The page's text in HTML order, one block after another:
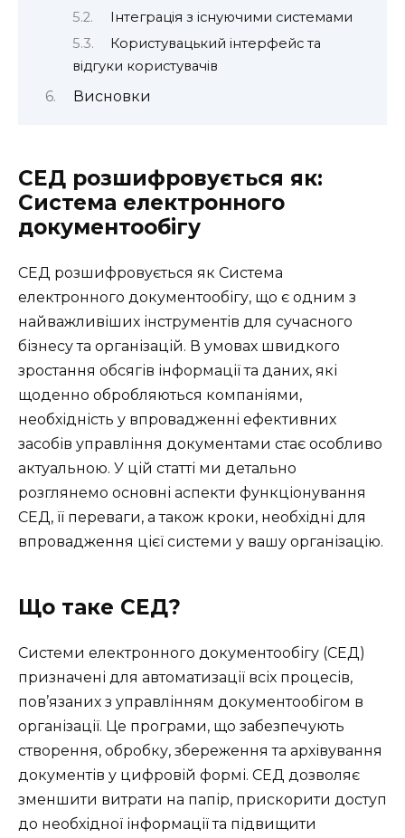
Інтеграція з існуючими системами
Користувацький інтерфейс та
відгуки користувачів
Висновки
СЕД розшифровується як:
Система електронного
документообігу
СЕД розшифровується як Система
електронного документообігу, що є одним з
найважливіших інструментів для сучасного
бізнесу та організацій. В умовах швидкого
зростання обсягів інформації та даних, які
щоденно обробляються компаніями,
необхідність у впровадженні ефективних
засобів управління документами стає особливо
актуальною. У цій статті ми детально
розглянемо основні аспекти функціонування
СЕД, її переваги, а також кроки, необхідні для
впровадження цієї системи у вашу організацію.
Що таке СЕД?
Системи електронного документообігу (СЕД)
призначені для автоматизації всіх процесів,
пов’язаних з управлінням документообігом в
організації. Це програми, що забезпечують
створення, обробку, збереження та архівування
документів у цифровій формі. СЕД дозволяє
зменшити витрати на папір, прискорити доступ
до необхідної інформації та підвищити